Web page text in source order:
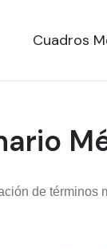
Cuadros
de términos